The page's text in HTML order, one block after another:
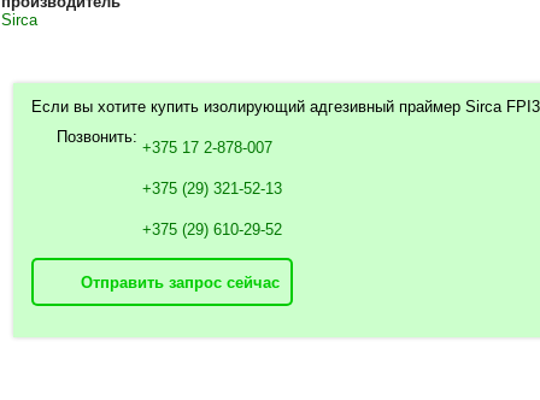
Sirca
Если вы хотите купить изолирующий адгезивный праймер Sirca
Позвонить:
+375 17 2-878-007
+375 (29) 321-52-13
+375 (29) 610-29-52
Отправить запрос сейчас